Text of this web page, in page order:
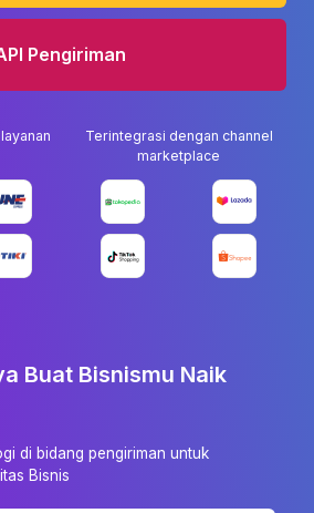
Pengiriman
Terintegrasi dengan channel
marketplace
Buat Bisnismu Naik
di bidang pengiriman untuk
Bisnis